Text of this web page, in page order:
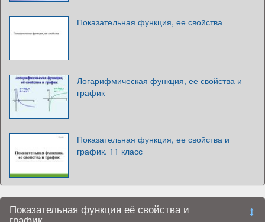
Показательная функция, ее свойства
Логарифмическая функция, ее свойства и
график
Показательная функция, ее свойства и
график. 11 класс
Показательная функция её свойства и